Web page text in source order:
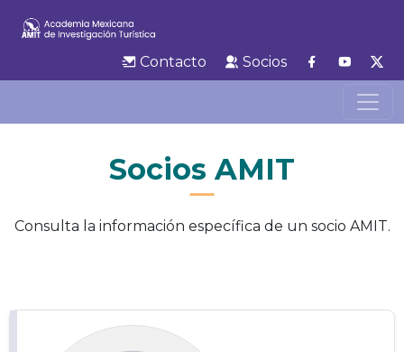
Contacto Socios
Socios AMIT
Consulta la información específica de un socio AMIT.